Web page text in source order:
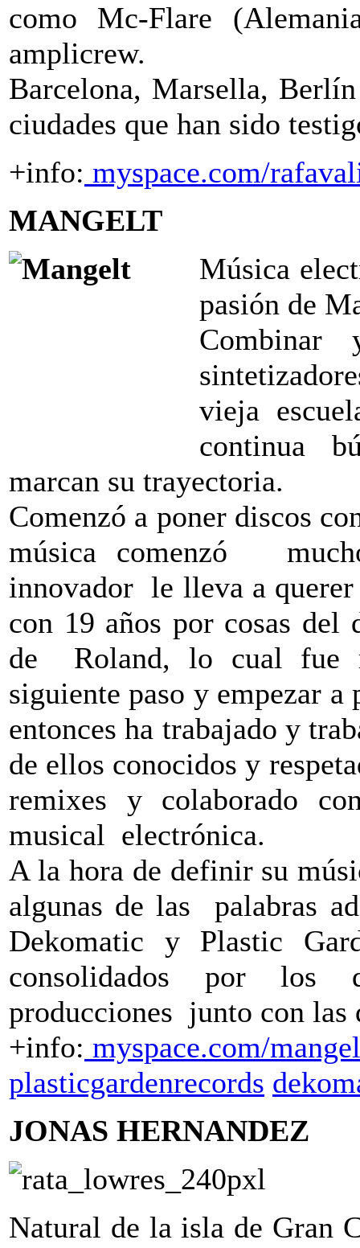
como Mc-Flare
amplicrew.
Barcelona, Marsella,
ciudades que han sido
+info: myspace.com/
MANGELT
Música
pasión de
Combinar
vieja
continua
marcan su trayectoria.
Comenzó a poner discos
música comenzó
innovador le lleva a
con 19 años por cosas del
de Roland, lo cual fue
siguiente paso y empezar
entonces ha trabajado y
de ellos conocidos y
remixes y colaborado
musical electrónica.
A la hora de definir su
algunas de las palabras
Dekomatic y Plastic
consolidados por los
producciones junto con las
+info: myspace.com/
plasticgardenrecords
JONAS HERNANDEZ
Natural de la isla de Gran